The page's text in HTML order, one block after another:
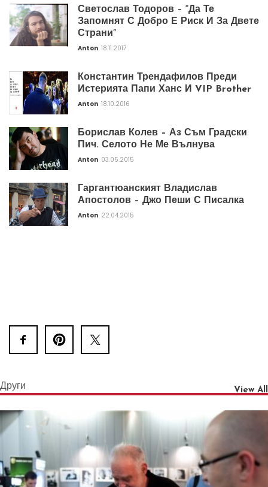
Светослав Тодоров – “Да Те
Запомнят С Добро Е Риск И За Двете
Страни”
Anton 18.11.2017
Константин Трендафилов Преди
Истерията Папи Ханс И VIP Brother
Anton 18.10.2016
Борислав Колев – Аз Съм Градски
Пич. Селото Не Ме Вълнува
Anton 03.05.2015
Гаргантюанският Владислав
Апостолов – Джо Пеши С Писалка
Anton 22.04.2015
Други View All